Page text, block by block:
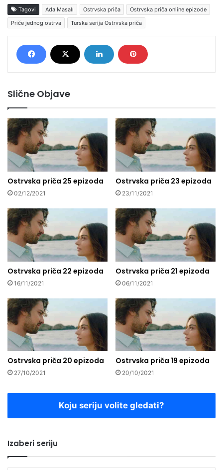
Tagovi Ada Masalı Ostrvska priča
Ostrvska priča online epizode
Priče jednog ostrva
Turska serija Ostrvska priča
Slične Objave
Ostrvska priča 25 epizoda
02/12/2021
Ostrvska priča 23 epizoda
23/11/2021
Ostrvska priča 22 epizoda
16/11/2021
Ostrvska priča 21 epizoda
06/11/2021
Ostrvska priča 20 epizoda
27/10/2021
Ostrvska priča 19 epizoda
20/10/2021
Koju seriju volite gledati?
Izaberi seriju